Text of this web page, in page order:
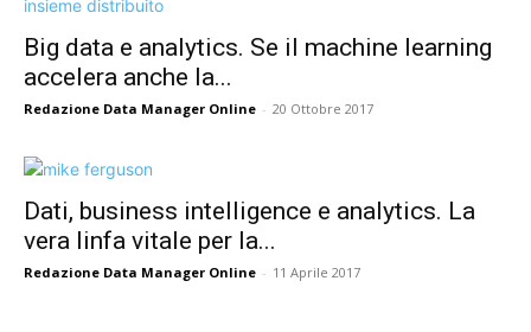
Big data e analytics. Se il machine learning
accelera anche la...
Redazione Data Manager Online - 20 Ottobre 2017
Dati, business intelligence e analytics. La
vera linfa vitale per la...
Redazione Data Manager Online - 11 Aprile 2017